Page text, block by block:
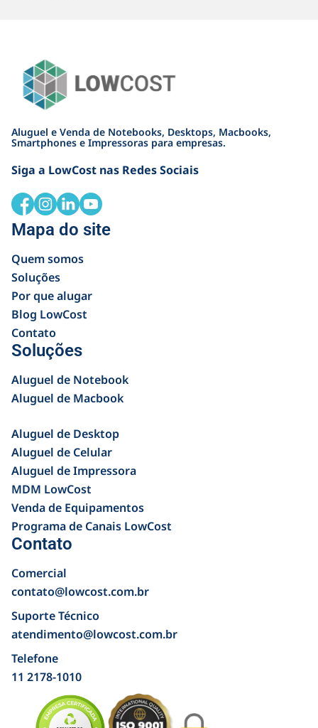
Aluguel e Venda de Notebooks, Desktops, Macbooks,
Smartphones e Impressoras para empresas.
Siga a LowCost nas Redes Sociais
Mapa do site
Quem somos
Soluções
Por que alugar
Blog LowCost
Contato
Soluções
Aluguel de Notebook
Aluguel de Macbook
Aluguel de Desktop
Aluguel de Celular
Aluguel de Impressora
MDM LowCost
Venda de Equipamentos
Programa de Canais LowCost
Contato
Comercial
contato@lowcost.com.br
Suporte Técnico
atendimento@lowcost.com.br
Telefone
11 2178-1010